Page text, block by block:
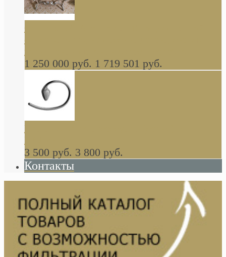
стиле барокко, из массива дерева, светло
коричневый матовый окрас + серебро
1 250 000 руб. 1 719 501 руб.
Khala Colombo аксессуары (серия) В
НАЛИЧИИ
3 500 руб. 3 800 руб.
Контакты